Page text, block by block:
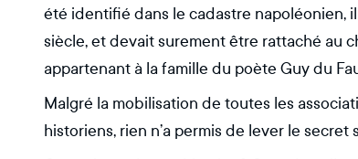
été identifié dans le cadastre napoléonien,
siècle, et devait surement être rattaché au
appartenant à la famille du poète Guy du
Malgré la mobilisation de toutes les
historiens, rien n’a permis de lever le